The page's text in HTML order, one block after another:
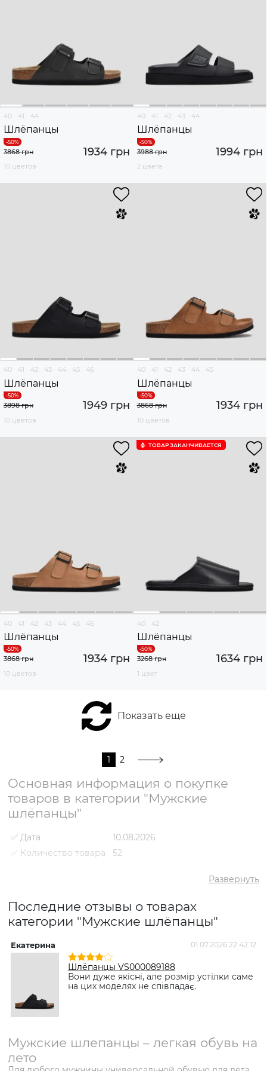
40 41 44
Шлёпанцы
1934 грн
3868 грн
10 цветов
40 41 42 43 44
Шлёпанцы
1994 грн
3988 грн
2 цвета
40 41 42 43 44 45 46
Шлёпанцы
1949 грн
3898 грн
10 цветов
40 41 42 43 44 45
Шлёпанцы
1934 грн
3868 грн
10 цветов
40 41 42 43 44 45 46
Шлёпанцы
1934 грн
3868 грн
10 цветов
ТОВАР ЗАКАНЧИВАЕТСЯ
40 42
Шлёпанцы
1634 грн
3268 грн
1 цвет
Показать еще
1 2
Основная информация о покупке
товаров в категории "Мужские
шлёпанцы"
✅ Дата
10.08.2026
✅ Количество товара
52
✅ Средний рейтинг
✅ Самый дешевый
товар
984 грн
✅ Самый дорогой
3299 грн
✅ Самый
популярный товар
Шлёпанцы VS000071636 Черный
Развернуть
Последние отзывы о товарах
категории "Мужские шлёпанцы"
Екатерина 01.07.2026 22:42:12
Шлёпанцы VS000089188
Вони дуже якісні, але розмір устілки саме
на цих моделях не співпадає.
Мужские шлепанцы – легкая обувь на
лето